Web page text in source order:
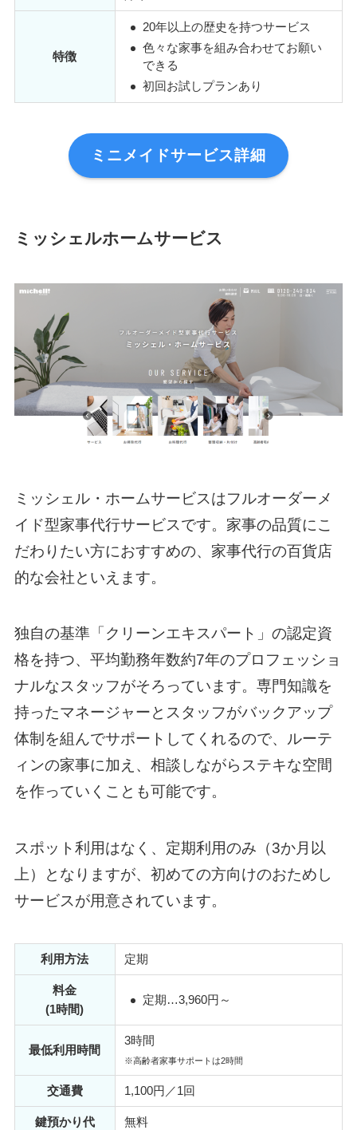
特徴
20年以上の歴史を持つサービス
色々な家事を組み合わせてお願い
できる
初回お試しプランあり
ミニメイドサービス詳細
ミッシェルホームサービス
ミッシェル・ホームサービスはフルオーダーメ
イド型家事代行サービスです。家事の品質にこ
だわりたい方におすすめの、家事代行の百貨店
的な会社といえます。
独自の基準「クリーンエキスパート」の認定資
格を持つ、平均勤務年数約7年のプロフェッショ
ナルなスタッフがそろっています。専門知識を
持ったマネージャーとスタッフがバックアップ
体制を組んでサポートしてくれるので、ルーテ
ィンの家事に加え、相談しながらステキな空間
を作っていくことも可能です。
スポット利用はなく、定期利用のみ（3か月以
上）となりますが、初めての方向けのおためし
サービスが用意されています。
利用方法 定期
料金
(1時間)
定期…3,960円～
最低利用時間
3時間
※高齢者家事サポートは2時間
交通費 1,100円／1回
鍵預かり代 無料